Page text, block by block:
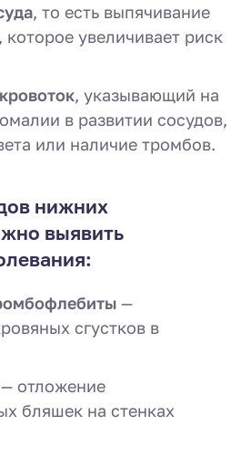
, то есть выпячивание
которое увеличивает риск
, указывающий на
в развитии сосудов,
или наличие тромбов.
нижних
выявить
—
сгустков в
— отложение
бляшек на стенках